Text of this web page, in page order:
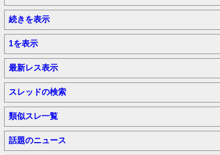
続きを表示
1を表示
最新レス表示
スレッドの検索
類似スレ一覧
話題のニュース